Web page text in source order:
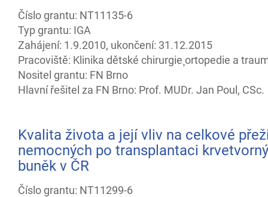
Číslo grantu: NT11135-6
Typ grantu: IGA
Zahájení: 1.9.2010, ukončení: 31.12.2015
Pracoviště: Klinika dětské chirurgie¸ ortopedie a
Nositel grantu: FN Brno
Hlavní řešitel za FN Brno: Prof. MUDr. Jan Poul, CSc.
Kvalita života a její vliv na celkové
nemocných po transplantaci
buněk v ČR
Číslo grantu: NT11299-6